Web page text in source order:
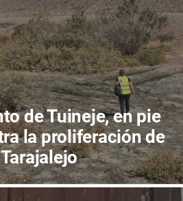
de Tuineje, en pie
la proliferación de